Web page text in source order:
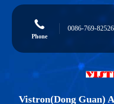
Phone
0086-769-
Vistron(Dong Guan)